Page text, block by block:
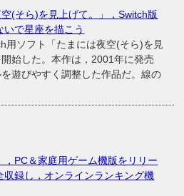
(そら)を見上げて。」，Switch版
で星座を描こう
ソフト「たまには夜空(そら)を見
始した。本作は，2001年に発売
遊びやすく調整した作品だ。線の
，PC＆家庭用ゲーム機版をリリー
収録し，オンラインランキング機